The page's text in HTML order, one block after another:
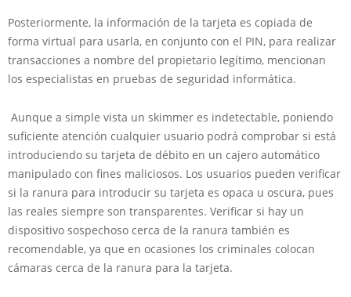
Posteriormente, la información de la tarjeta es copiada de
forma virtual para usarla, en conjunto con el PIN, para realizar
transacciones a nombre del propietario legítimo, mencionan
los especialistas en pruebas de seguridad informática.
Aunque a simple vista un skimmer es indetectable, poniendo
suficiente atención cualquier usuario podrá comprobar si está
introduciendo su tarjeta de débito en un cajero automático
manipulado con fines maliciosos. Los usuarios pueden verificar
si la ranura para introducir su tarjeta es opaca u oscura, pues
las reales siempre son transparentes. Verificar si hay un
dispositivo sospechoso cerca de la ranura también es
recomendable, ya que en ocasiones los criminales colocan
cámaras cerca de la ranura para la tarjeta.